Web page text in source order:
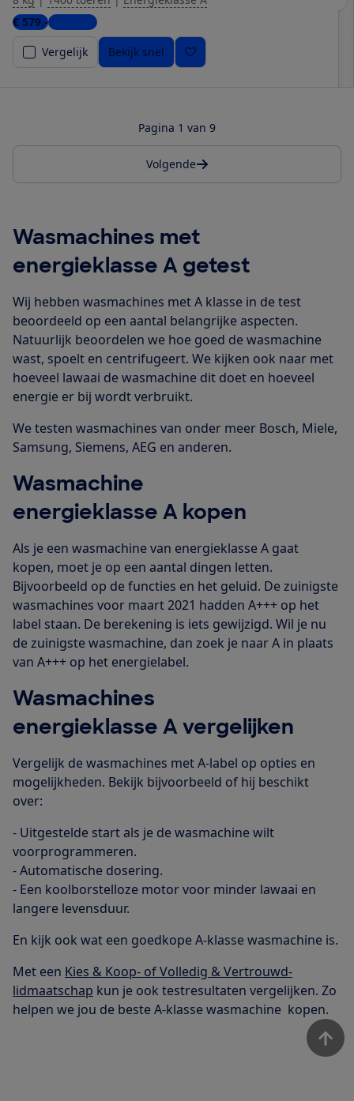
€ 579,-2 winkels
Vergelijk
Bekijk snel
Pagina 1 van 9
Volgende
Wasmachines met
energieklasse A getest
Wij hebben wasmachines met A klasse in de test
beoordeeld op een aantal belangrijke aspecten.
Natuurlijk beoordelen we hoe goed de wasmachine
wast, spoelt en centrifugeert. We kijken ook naar met
hoeveel lawaai de wasmachine dit doet en hoeveel
energie er bij wordt verbruikt.
We testen wasmachines van onder meer Bosch, Miele,
Samsung, Siemens, AEG en anderen.
Wasmachine
energieklasse A kopen
Als je een wasmachine van energieklasse A gaat
kopen, moet je op een aantal dingen letten.
Bijvoorbeeld op de functies en het geluid. De zuinigste
wasmachines voor maart 2021 hadden A+++ op het
label staan. De berekening is iets gewijzigd. Wil je nu
de zuinigste wasmachine, dan zoek je naar A in plaats
van A+++ op het energielabel.
Wasmachines
energieklasse A vergelijken
Vergelijk de wasmachines met A-label op opties en
mogelijkheden. Bekijk bijvoorbeeld of hij beschikt
over:
- Uitgestelde start als je de wasmachine wilt
voorprogrammeren.
- Automatische dosering.
- Een koolborstelloze motor voor minder lawaai en
langere levensduur.
En kijk ook wat een goedkope A-klasse wasmachine is.
Met een Kies & Koop- of Volledig & Vertrouwd-
lidmaatschap kun je ook testresultaten vergelijken. Zo
helpen we jou de beste A-klasse wasmachine kopen.